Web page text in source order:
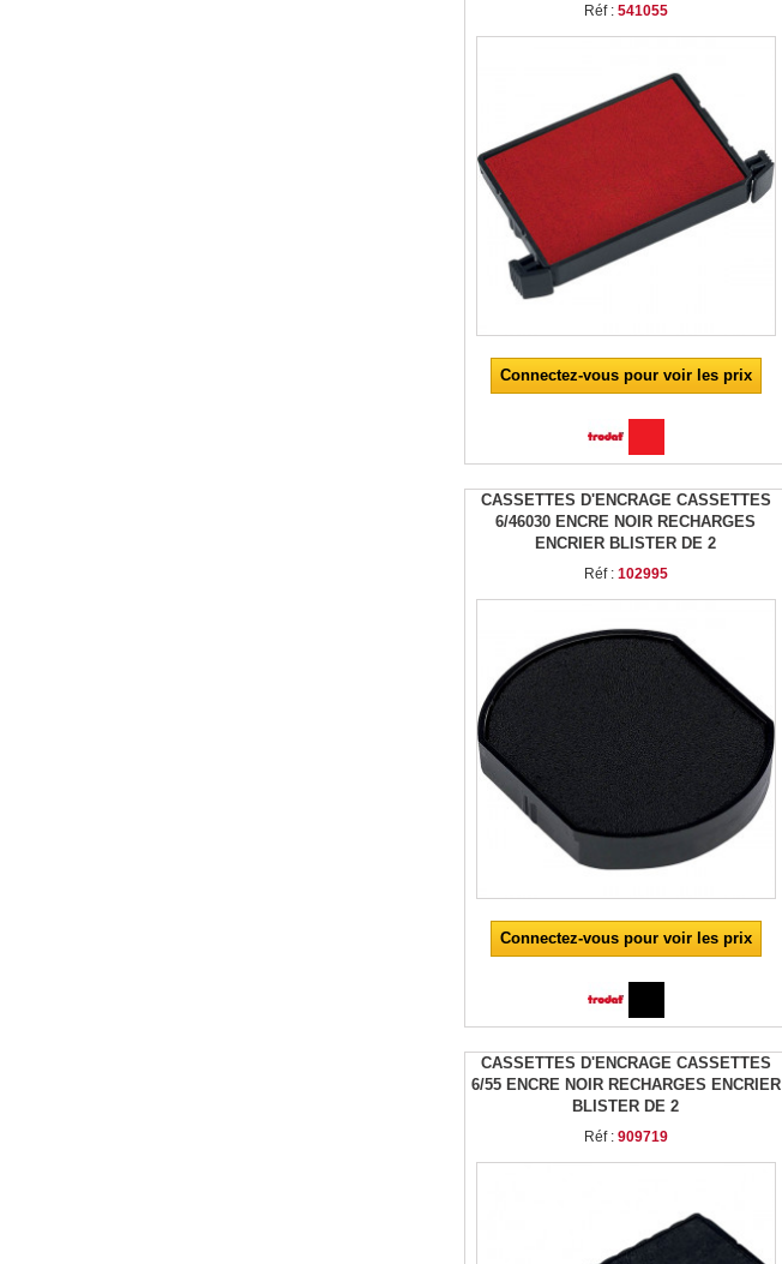
Réf : 541055
Connectez-vous pour voir les prix
CASSETTES D'ENCRAGE CASSETTES
6/46030 ENCRE NOIR RECHARGES
ENCRIER BLISTER DE 2
Réf : 102995
Connectez-vous pour voir les prix
CASSETTES D'ENCRAGE CASSETTES
6/55 ENCRE NOIR RECHARGES ENCRIER
BLISTER DE 2
Réf : 909719